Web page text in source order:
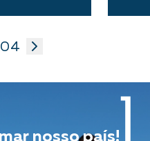
04
nosso país!